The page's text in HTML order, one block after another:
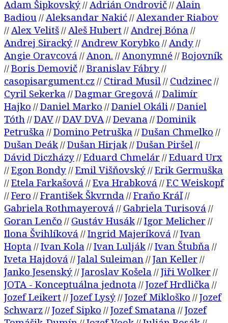
//Alex Velitš//Aleš Hubert//Andrej Bóna//
Andrej Siracký//Andrew Korybko//Andy//
Angie Oravcová//Anon.//Anonymné//Bojovník
//Boris Demovič//Branislav Fábry//
casopisargument.cz//Ctirad Musil//Cudzinec//
Cyril Sekerka//Dagmar Gregová//Dalimír
Hajko//Daniel Marko //Daniel Okáli //Daniel
Tóth//DAV//DAV DVA//Devana//Dominik
Petruška//Domino Petruška//Dušan Chmelko
Dušan Deák//Dušan Hirjak//Dušan Piršel//
Dávid Diczházy//Eduard Chmelár//Eduard Urx
//Egon Bondy //Emil Višňovský//Erik Germuška
//Etela Farkašová //Eva Hrabková// F.C Weiskopf
// Fero//František Škvrnda//Fraňo Kráľ//
Gabriela Rothmayerová//Gabriela Turisová//
Goran Lenčo//Gustáv Husák//Igor Melicher
Ilona Švihlíková//Ingrid Majeríková//Ivan
Hopta//Ivan Kola//Ivan Lulják//Ivan Štubňa//
Iveta Hajdová//Jalal Suleiman//Jan Keller//
Janko Jesenský//Jaroslav Košela//Jiři Wolker//
JOTA - Konceptuálna jednota//Jozef Hrdlička
Jozef Leikert//Jozef Lysý//Jozef Mikloško//Jozef
Schwarz//Jozef Sipko//Jozef Smatana//Jozef
Tomášik-Dumín//Jozef Vook//Julián Bosák//
Juraj Blanár//Juraj Draxler//Juraj Janošovský